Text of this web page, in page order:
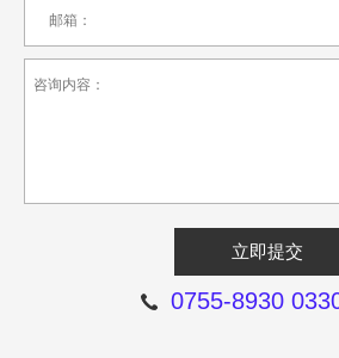
0755-8930